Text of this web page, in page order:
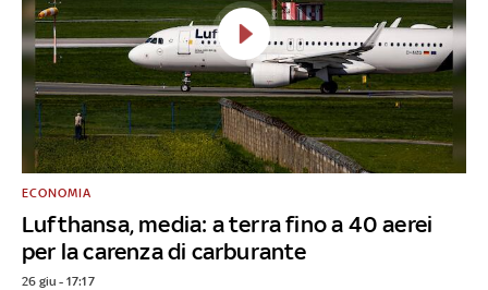
Lufthansa, media: a terra fino a 40 aerei
per la carenza di carburante
ECONOMIA
26 giu - 17:17